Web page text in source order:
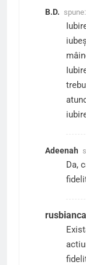
B.D. spune:
Adeenah
Da,
rusbianca